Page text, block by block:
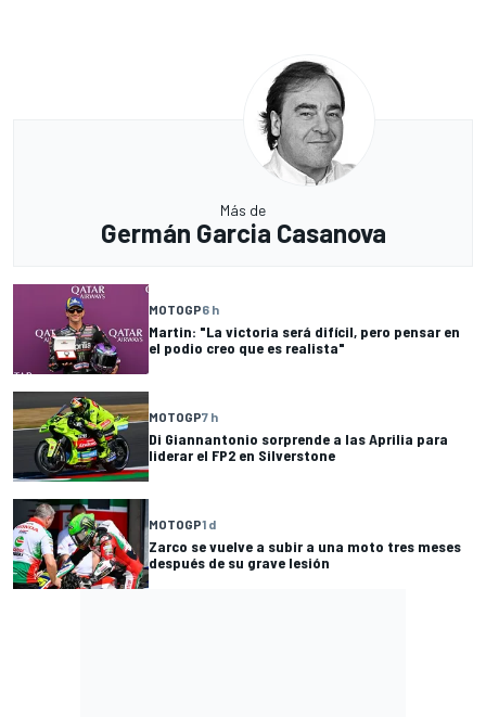
Más de
Germán Garcia Casanova
MOTOGP6 h
Martin: "La victoria será difícil, pero pensar en
el podio creo que es realista"
MOTOGP7 h
Di Giannantonio sorprende a las Aprilia para
liderar el FP2 en Silverstone
MOTOGP1 d
Zarco se vuelve a subir a una moto tres meses
después de su grave lesión